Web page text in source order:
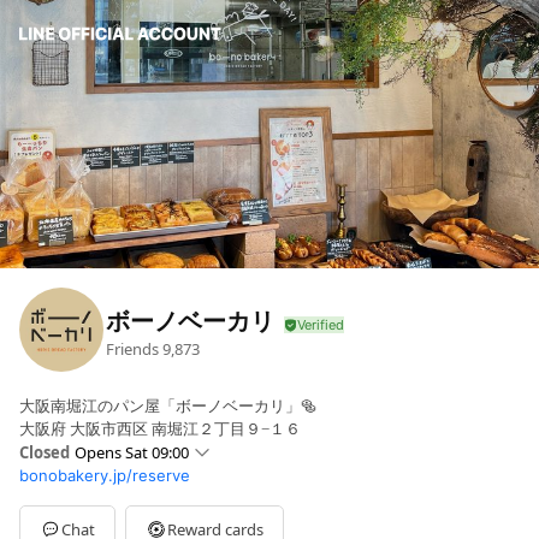
ボーノベーカリ
Friends9,873
大阪南堀江のパン屋「ボーノベーカリ」🥯
大阪府 大阪市西区 南堀江２丁目９−１６
Closed Opens Sat 09:00
Sun09:00 - 18:00
Mon09:00 - 18:00
Tue09:00 - 18:00
bonobakery.jp/reserve
Chat Reward cards